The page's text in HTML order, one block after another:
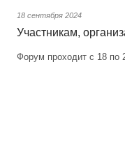
18 сентября 2024
Участникам,
Форум проходит с 18 по